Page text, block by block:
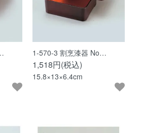
1-570-3 割烹漆器 No…
1,518円(税込)
15.8×13×6.4cm